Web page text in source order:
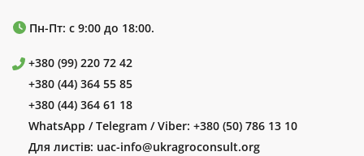
Пн-Пт: с 9:00 до 18:00.
+380 (99) 220 72 42
+380 (44) 364 55 85
+380 (44) 364 61 18
WhatsApp / Telegram / Viber: +380 (50) 786 13 10
Для листів: uac-info@ukragroconsult.org